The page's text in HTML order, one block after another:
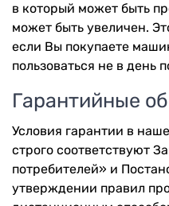
в который может быть
может быть увеличен.
если Вы покупаете
пользоваться не в день
Гарантийные
Условия гарантии в
строго соответствуют
потребителей» и
утверждении правил